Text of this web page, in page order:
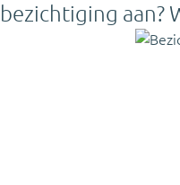
bezichtiging aan?